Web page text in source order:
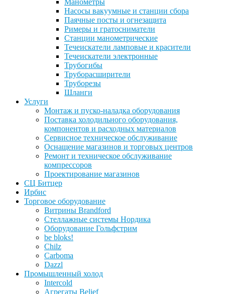
Манометры
Насосы вакуумные и станции сбора
Паячные посты и огнезащита
Римеры и гратосниматели
Станции манометрические
Течеискатели ламповые и красители
Течеискатели электронные
Трубогибы
Труборасширители
Труборезы
Шланги
Услуги
Монтаж и пуско-наладка оборудования
Поставка холодильного оборудования,
компонентов и расходных материалов
Сервисное техническое обслуживание
Оснащение магазинов и торговых центров
Ремонт и техническое обслуживание
компрессоров
Проектирование магазинов
СЦ Битцер
Ирбис
Торговое оборудование
Витрины Brandford
Стеллажные системы Нордика
Оборудование Гольфстрим
be bloks!
Chilz
Carboma
Dazzl
Промышленный холод
Intercold
Агрегаты Belief